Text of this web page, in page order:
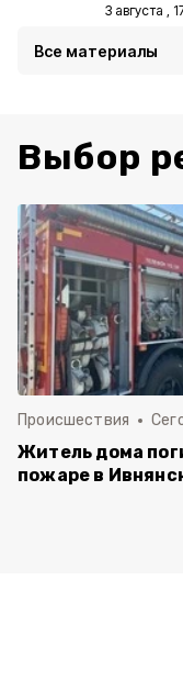
3 августа ,
Все материалы
Выбор
Происшествия
Житель дома
пожаре в